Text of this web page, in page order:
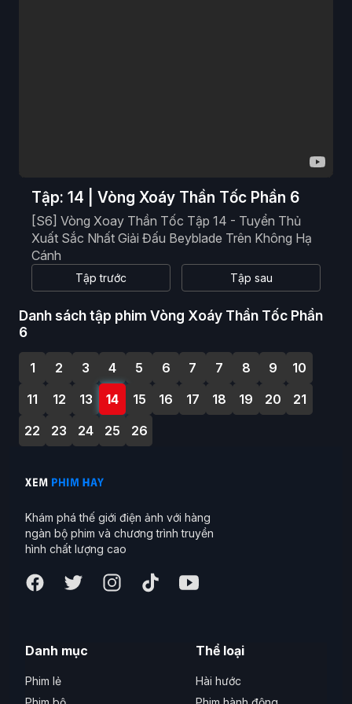
Tập: 14 | Vòng Xoáy Thần Tốc Phần 6
[S6] Vòng Xoay Thần Tốc Tập 14 - Tuyển Thủ
Xuất Sắc Nhất Giải Đấu Beyblade Trên Không Hạ
Cánh
Tập trước Tập sau
Danh sách tập phim Vòng Xoáy Thần Tốc Phần
6
1 2 3 4 5 6 7 7 8 9
10
11
12 13 14 15 16 17 18 19 20
21
22
23 24 25 26
Khám phá thế giới điện ảnh với hàng
ngàn bộ phim và chương trình truyền
hình chất lượng cao
Danh mục
Phim lẻ
Thể loại
Hài hước